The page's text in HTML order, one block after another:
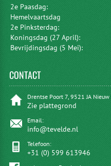
2e Paasdag:
Hemelvaartsdag
2e Pinksterdag:
Koningsdag (27 April):
Bevrijdingsdag (5 Mei):
CONTACT
Drentse Poort 7, 9521 JA
Zie plattegrond
Email:
info@tevelde.nl
Telefoon:
+31 (0) 599 613946